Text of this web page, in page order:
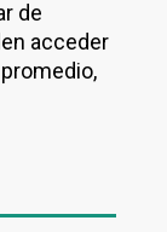
de
acceder